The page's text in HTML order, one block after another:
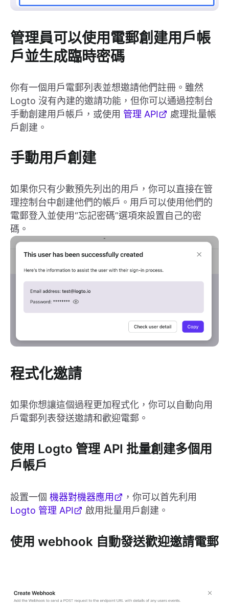
管理員可以使用電郵創建用戶帳
戶並生成臨時密碼
你有一個用戶電郵列表並想邀請他們註冊。雖然
Logto 沒有內建的邀請功能，但你可以通過控制台
手動創建用戶帳戶，或使用 管理 API
處理批量帳
戶創建。
手動用戶創建
如果你只有少數預先列出的用戶，你可以直接在管
理控制台中創建他們的帳戶。用戶可以使用他們的
電郵登入並使用“忘記密碼”選項來設置自己的密
碼。
程式化邀請
如果你想讓這個過程更加程式化，你可以自動向用
戶電郵列表發送邀請和歡迎電郵。
使用 Logto 管理 API 批量創建多個用
戶帳戶
設置一個 機器對機器應用
，你可以首先利用
Logto 管理 API
啟用批量用戶創建。
使用 webhook 自動發送歡迎邀請電郵